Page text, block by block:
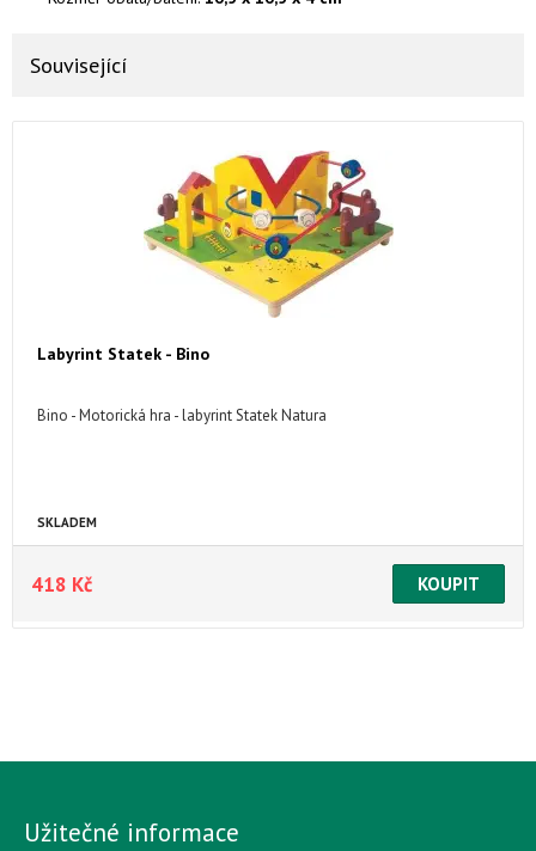
Související
Labyrint Statek - Bino
Bino - Motorická hra - labyrint Statek Natura
SKLADEM
418 Kč
Užitečné informace